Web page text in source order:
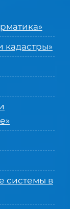
кадастры»
системы в